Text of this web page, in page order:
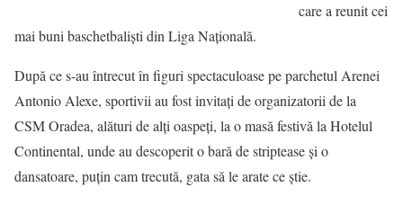
care a reunit cei
mai buni baschetbalişti din Liga Naţională.
După ce s-au întrecut în figuri spectaculoase pe parchetul Arenei
Antonio Alexe, sportivii au fost invitaţi de organizatorii de la
CSM Oradea, alături de alţi oaspeţi, la o masă festivă la Hotelul
Continental, unde au descoperit o bară de striptease şi o
dansatoare, puţin cam trecută, gata să le arate ce ştie.